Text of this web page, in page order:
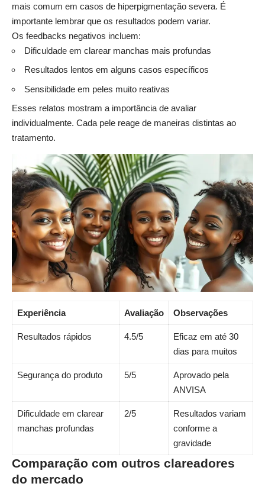
mais comum em casos de hiperpigmentação severa. É
importante lembrar que os resultados podem variar.
Os feedbacks negativos incluem:
Dificuldade em clarear manchas mais profundas
Resultados lentos em alguns casos específicos
Sensibilidade em peles muito reativas
Esses relatos mostram a importância de avaliar
individualmente. Cada pele reage de maneiras distintas ao
tratamento.
Experiência Avaliação Observações
Resultados rápidos 4.5/5
Eficaz em até 30
dias para muitos
Segurança do produto 5/5
Aprovado pela
ANVISA
Dificuldade em clarear
manchas profundas
2/5
Resultados variam
conforme a
gravidade
Comparação com outros clareadores
do mercado